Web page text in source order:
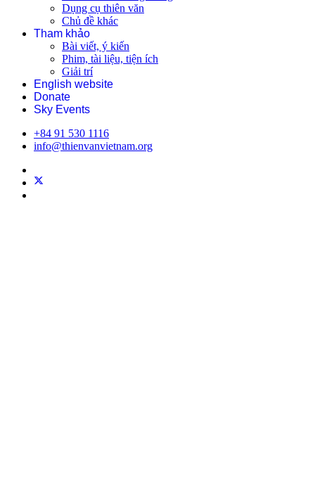
Dụng cụ thiên văn
Chủ đề khác
Tham khảo
Bài viết, ý kiến
Phim, tài liệu, tiện ích
Giải trí
English website
Donate
Sky Events
+84 91 530 1116
info@thienvanvietnam.org